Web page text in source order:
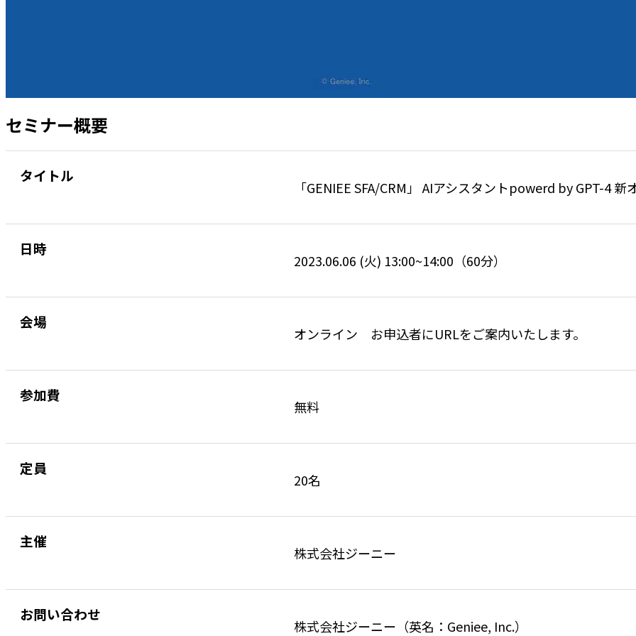
セミナー概要
タイトル
「GENIEE SFA/CRM」 AIアシスタントpowerd by GPT-4
日時
2023.06.06 (火) 13:00~14:00（60分）
会場
オンライン お申込者にURLをご案内いたします。
参加費
無料
定員
20名
主催
株式会社ジーニー
お問い合わせ
株式会社ジーニー（英名：Geniee, Inc.）